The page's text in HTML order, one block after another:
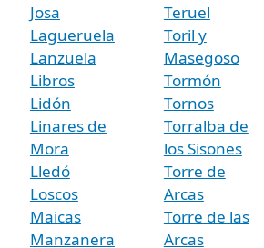
Josa
Lagueruela
Lanzuela
Libros
Lidón
Linares de
Mora
Lledó
Loscos
Maicas
Manzanera
Teruel
Toril y
Masegoso
Tormón
Tornos
Torralba de
los Sisones
Torre de
Arcas
Torre de las
Arcas